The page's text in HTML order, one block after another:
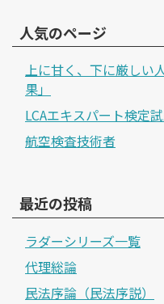
人気のページ
上に甘く、下に厳しい
果」
LCAエキスパート検定
航空検査技術者
最近の投稿
ラダーシリーズ一覧
代理総論
民法序論（民法序説）